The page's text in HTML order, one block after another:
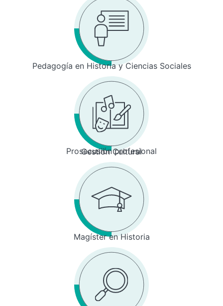
Pedagogía en Historia y Ciencias Sociales
Prosecusión profesional
Gestión Cultural
Magíster en Historia